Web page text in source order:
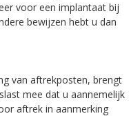
voor een implantaat bij
bewijzen hebt u dan
van aftrekposten, brengt
mee dat u aannemelijk
aftrek in aanmerking